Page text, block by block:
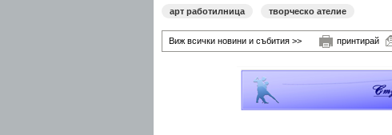
арт работилница творческо ателие
Виж всички новини и събития >> принтирай